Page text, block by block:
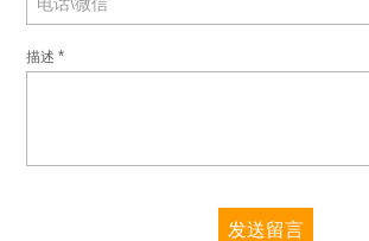
描述*
发送留言